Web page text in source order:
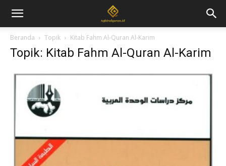
Beranda Topik Kitab Fahm Al-Quran Al-Karim
Topik: Kitab Fahm Al-Quran Al-Karim